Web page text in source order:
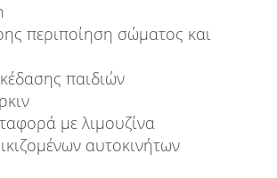
περιποίηση σώματος και
παιδιών
με λιμουζίνα
αυτοκινήτων